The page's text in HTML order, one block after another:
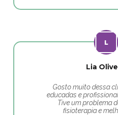
Lia
Gosto muito dessa
educadas e
Tive um problema
fisioterapia e